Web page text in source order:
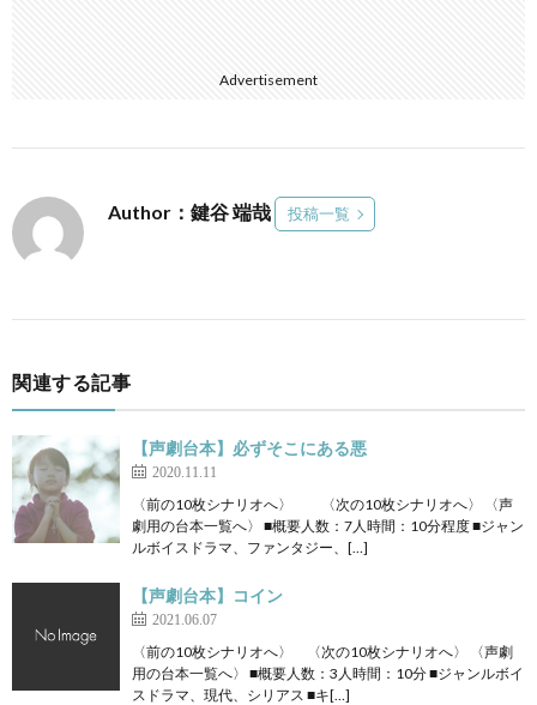
Advertisement
Author：鍵谷 端哉 投稿一覧
関連する記事
【声劇台本】必ずそこにある悪
2020.11.11
〈前の10枚シナリオへ〉 〈次の10枚シナリオへ〉 〈声
劇用の台本一覧へ〉 ■概要人数：7人時間：10分程度 ■ジャン
ルボイスドラマ、ファンタジー、[…]
【声劇台本】コイン
2021.06.07
〈前の10枚シナリオへ〉 〈次の10枚シナリオへ〉 〈声劇
用の台本一覧へ〉 ■概要人数：3人時間：10分 ■ジャンルボイ
スドラマ、現代、シリアス ■キ[…]